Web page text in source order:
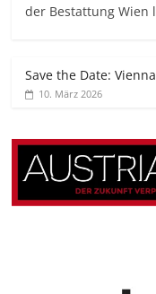
der Bestattung Wien
Save the Date:
10. März 2026